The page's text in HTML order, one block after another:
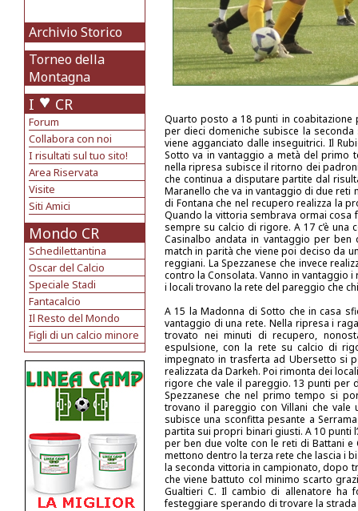
Archivio Storico
Torneo della
Montagna
I CR
Forum
Collabora con noi
I risultati sul tuo sito!
Area Riservata
Visite
Siti Amici
Mondo CR
Schedilettantina
Oscar del Calcio
Speciale Stadi
Fantacalcio
Il Resto del Mondo
Figli di un calcio minore
Quarto posto a 18 punti in
per dieci domeniche subisce la
viene agganciato dalle inseguitrici. Il
Sotto va in vantaggio a metà del primo
nella ripresa subisce il ritorno dei
che continua a disputare partite dal
Maranello che va in vantaggio di due reti
di Fontana che nel recupero realizza la
Quando la vittoria sembrava ormai
sempre su calcio di rigore. A 17 c’è una
Casinalbo andata in vantaggio per
match in parità che viene poi deciso da
reggiani. La Spezzanese che invece
contro la Consolata. Vanno in vantaggio
i locali trovano la rete del pareggio che
A 15 la Madonna di Sotto che in casa
vantaggio di una rete. Nella ripresa i
trovato nei minuti di recupero,
espulsione, con la rete su calcio di
impegnato in trasferta ad Ubersetto si
realizzata da Darkeh. Poi rimonta dei
rigore che vale il pareggio. 13 punti per
Spezzanese che nel primo tempo si
trovano il pareggio con Villani che vale
subisce una sconfitta pesante a
partita sui propri binari giusti. A 10 punti
per ben due volte con le reti di Battani
mettono dentro la terza rete che lascia i
la seconda vittoria in campionato, dopo
che viene battuto col minimo scarto
Gualtieri C. Il cambio di allenatore ha
festeggiare sperando di trovare la